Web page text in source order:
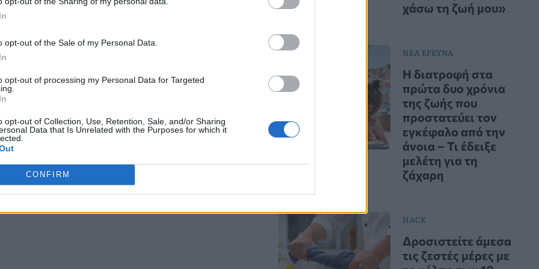
opt-out of the Sale of my Personal Data.
opt-out of processing my Personal Data for Targeted
opt-out of Collection, Use, Retention, Sale, and/or Sharing
Data that Is Unrelated with the Purposes for which it
CONFIRM
χάσω τη ζωή μου»
ΝΕΑ ΕΡΕΥΝΑ
Η διατροφή στα
πρώτα δυο χρόνια
της ζωής που
προστατεύει τον
εγκέφαλο από την
άνοια – Τι έδειξε
μελέτη για τη
ζάχαρη
HACK
Δροσιστείτε άμεσα
τις ζεστές μέρες με